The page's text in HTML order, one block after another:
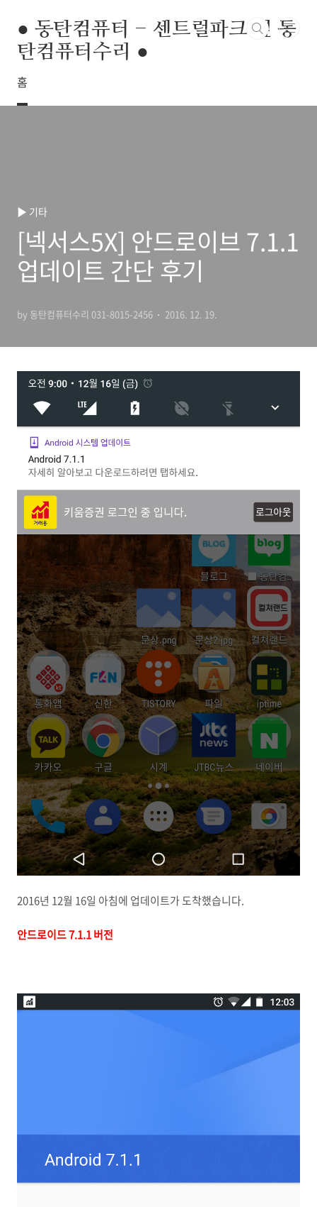
● 동탄컴퓨터 - 센트럴파크 옆 동
탄컴퓨터수리 ●
홈
▶ 기타
[넥서스5X] 안드로이브 7.1.1
업데이트 간단 후기
by 동탄컴퓨터수리 031-8015-2456 2016. 12. 19.
2016년 12월 16일 아침에 업데이트가 도착했습니다.
안드로이드 7.1.1 버전